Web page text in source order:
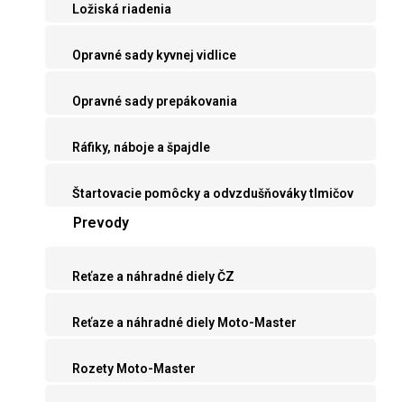
Ložiská riadenia
Opravné sady kyvnej vidlice
Opravné sady prepákovania
Ráfiky, náboje a špajdle
Štartovacie pomôcky a odvzdušňováky tlmičov
Prevody
Reťaze a náhradné diely ČZ
Reťaze a náhradné diely Moto-Master
Rozety Moto-Master